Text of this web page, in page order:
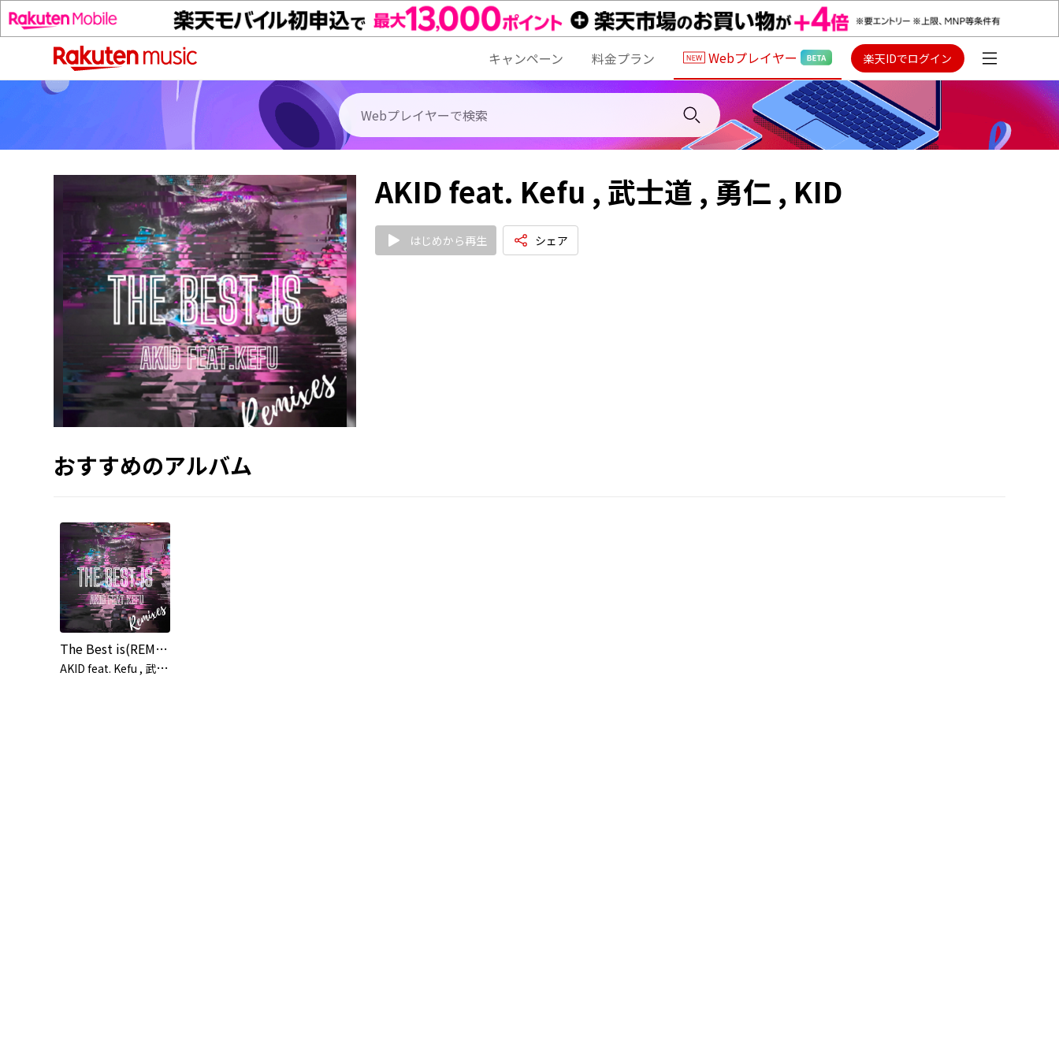
キャンペーン 料金プラン Webプレイヤー 楽天IDでログイン
AKID feat. Kefu , 武士道 , 勇仁 , KID
はじめから再生 シェア
おすすめのアルバム
The Best is(REMIX)
A
KID feat. Kefu , 武士道 , 勇仁 , KID